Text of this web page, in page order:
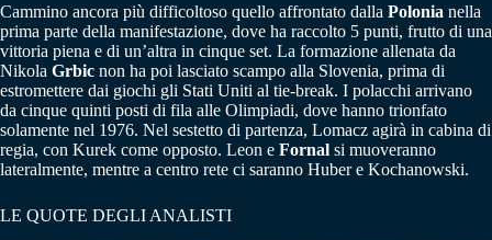
Cammino ancora più difficoltoso quello affrontato dalla Polonia nella
prima parte della manifestazione, dove ha raccolto 5 punti, frutto di una
vittoria piena e di un’altra in cinque set. La formazione allenata da
Nikola Grbic non ha poi lasciato scampo alla Slovenia, prima di
estromettere dai giochi gli Stati Uniti al tie-break. I polacchi arrivano
da cinque quinti posti di fila alle Olimpiadi, dove hanno trionfato
solamente nel 1976. Nel sestetto di partenza, Lomacz agirà in cabina di
regia, con Kurek come opposto. Leon e Fornal si muoveranno
lateralmente, mentre a centro rete ci saranno Huber e Kochanowski.
LE QUOTE DEGLI ANALISTI